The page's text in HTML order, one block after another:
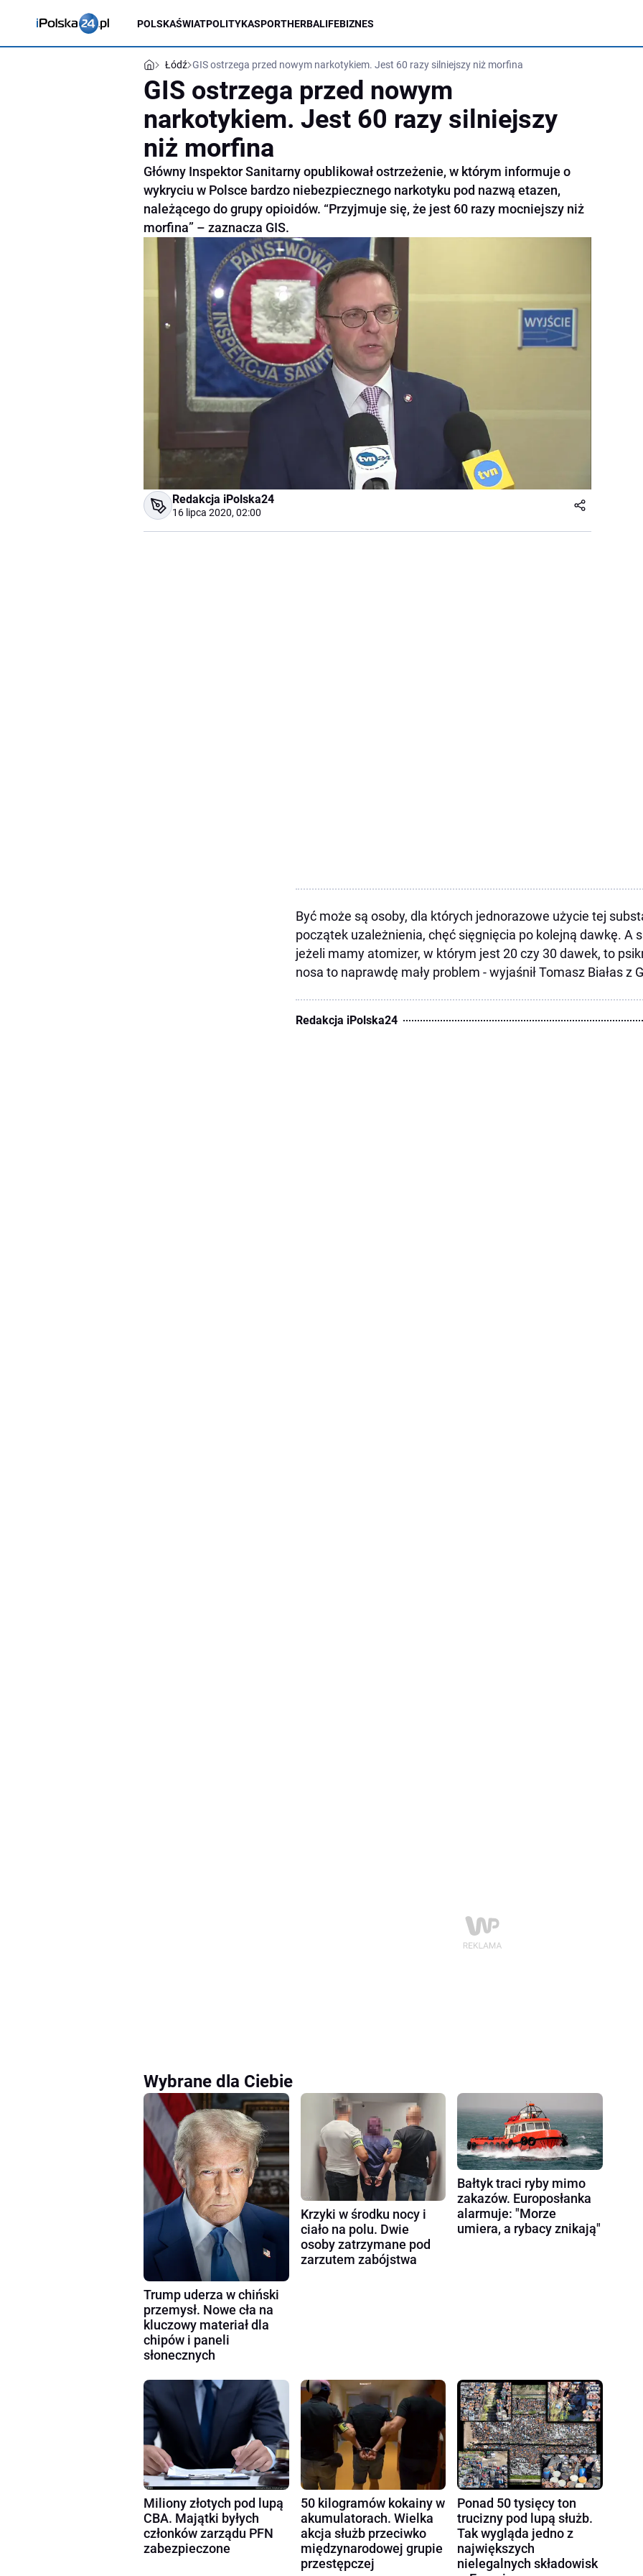
POLSKAŚWIATPOLITYKASPORTHERBALIFEBIZNES
Łódź GIS ostrzega przed nowym narkotykiem. Jest 60 razy silniejszy niż morfina
GIS ostrzega przed nowym
narkotykiem. Jest 60 razy silniejszy
niż morfina
Główny Inspektor Sanitarny opublikował ostrzeżenie, w którym informuje o
wykryciu w Polsce bardzo niebezpiecznego narkotyku pod nazwą etazen,
należącego do grupy opioidów. “Przyjmuje się, że jest 60 razy mocniejszy niż
morfina” – zaznacza GIS.
Redakcja iPolska24
16 lipca 2020, 02:00
Być może są osoby, dla których jednorazowe użycie tej
początek uzależnienia, chęć sięgnięcia po kolejną dawkę. A
jeżeli mamy atomizer, w którym jest 20 czy 30 dawek, to
nosa to naprawdę mały problem - wyjaśnił Tomasz Białas z
Redakcja iPolska24
Wybrane dla Ciebie
Trump uderza w chiński
przemysł. Nowe cła na
kluczowy materiał dla
chipów i paneli
słonecznych
Krzyki w środku nocy i
ciało na polu. Dwie
osoby zatrzymane pod
zarzutem zabójstwa
Bałtyk traci ryby mimo
zakazów. Europosłanka
alarmuje: "Morze
umiera, a rybacy znikają"
Miliony złotych pod lupą
CBA. Majątki byłych
członków zarządu PFN
zabezpieczone
50 kilogramów kokainy w
akumulatorach. Wielka
akcja służb przeciwko
międzynarodowej grupie
przestępczej
Ponad 50 tysięcy ton
trucizny pod lupą służb.
Tak wygląda jedno z
największych
nielegalnych składowisk